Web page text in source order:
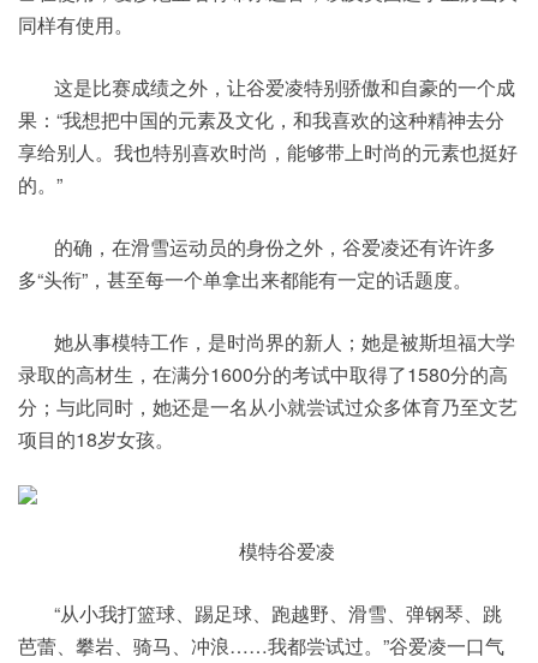
同样有使用。
这是比赛成绩之外，让谷爱凌特别骄傲和自豪的一个成
果：“我想把中国的元素及文化，和我喜欢的这种精神去分
享给别人。我也特别喜欢时尚，能够带上时尚的元素也挺好
的。”
的确，在滑雪运动员的身份之外，谷爱凌还有许许多
多“头衔”，甚至每一个单拿出来都能有一定的话题度。
她从事模特工作，是时尚界的新人；她是被斯坦福大学
录取的高材生，在满分1600分的考试中取得了1580分的高
分；与此同时，她还是一名从小就尝试过众多体育乃至文艺
项目的18岁女孩。
模特谷爱凌
“从小我打篮球、踢足球、跑越野、滑雪、弹钢琴、跳
芭蕾、攀岩、骑马、冲浪……我都尝试过。”谷爱凌一口气